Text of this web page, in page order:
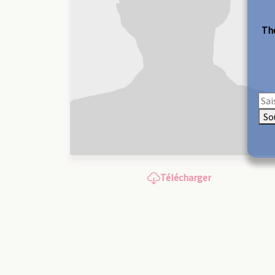
Télécharger